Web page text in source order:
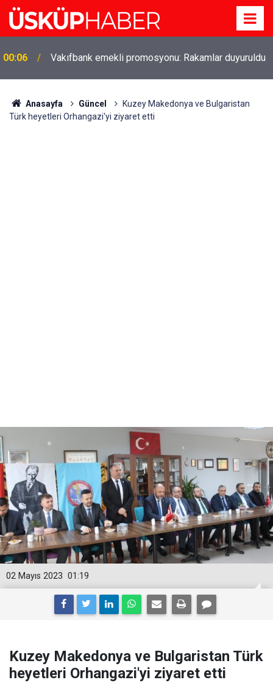
19:21
Gözde oldu! Hem köy hem mahalle hayatı iç içe!
İzmir'deki doğal semt
Anasayfa Güncel
Kuzey Makedonya ve Bulgaristan
Türk heyetleri Orhangazi'yi ziyaret etti
01:19
02 Mayıs 2023
Kuzey Makedonya ve Bulgaristan Türk
heyetleri Orhangazi'yi ziyaret etti